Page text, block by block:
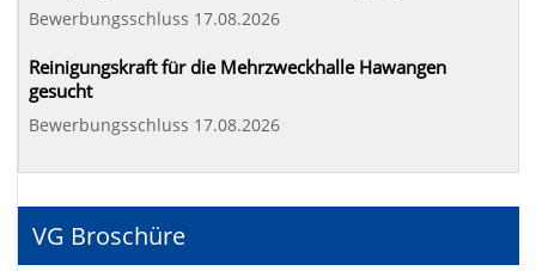
Bewerbungsschluss 17.08.2026
Reinigungskraft für die Mehrzweckhalle Hawangen
gesucht
Bewerbungsschluss 17.08.2026
VG Broschüre